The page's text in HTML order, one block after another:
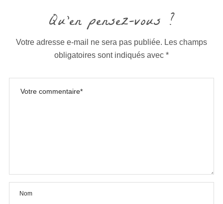
Qu'en pensez-vous ?
Votre adresse e-mail ne sera pas publiée. Les champs
obligatoires sont indiqués avec *